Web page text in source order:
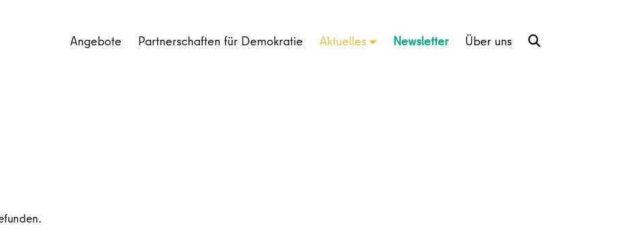
Angebote Partnerschaften für Demokratie Aktuelles Newsletter Über uns